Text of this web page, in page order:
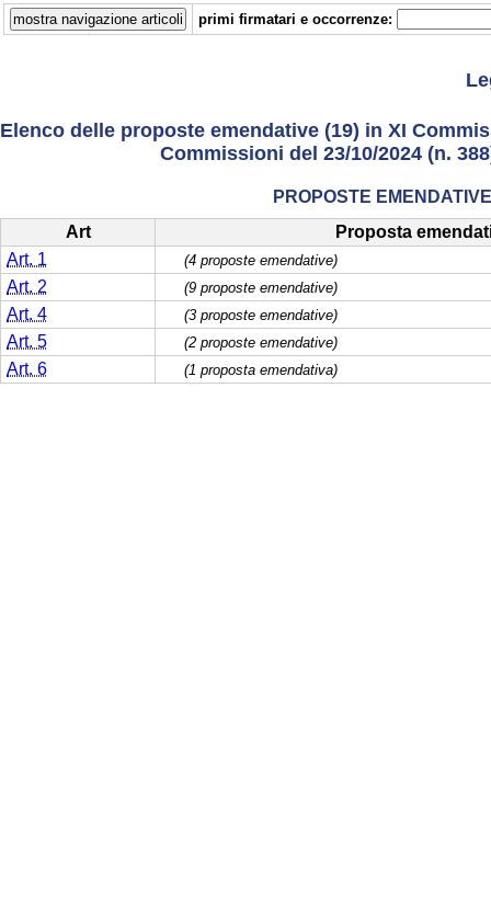
primi firmatari e occorrenze:
Elenco delle proposte emendative (19) in XI
Commissioni del 23/10/2024 (n.
PROPOSTE
Art
Proposta
Art. 1
(4 proposte emendative)
Art. 2 (9 proposte emendative)
Art. 4 (3 proposte emendative)
Art. 5 (2 proposte emendative)
Art. 6 (1 proposta emendativa)